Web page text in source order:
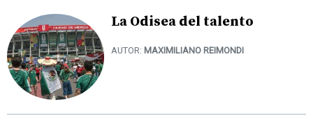
La Odisea del talento
AUTOR: MAXIMILIANO REIMONDI